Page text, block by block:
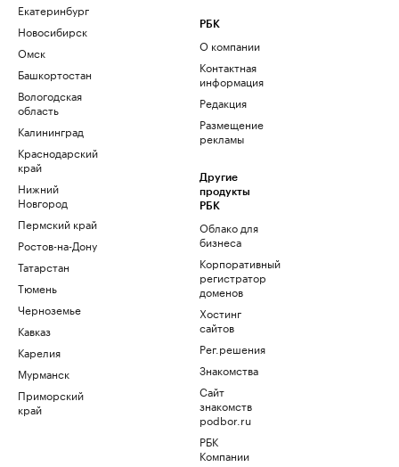
Екатеринбург
Новосибирск
Омск
Башкортостан
Вологодская
область
Калининград
Краснодарский
край
Нижний
Новгород
Пермский край
Ростов-на-Дону
Татарстан
Тюмень
Черноземье
Кавказ
Карелия
Мурманск
Приморский
край
РБК
О компании
Контактная
информация
Редакция
Размещение
рекламы
Другие
продукты
РБК
Облако для
бизнеса
Корпоративный
регистратор
доменов
Хостинг
сайтов
Рег.решения
Знакомства
Сайт
знакомств
podbor.ru
РБК
Компании